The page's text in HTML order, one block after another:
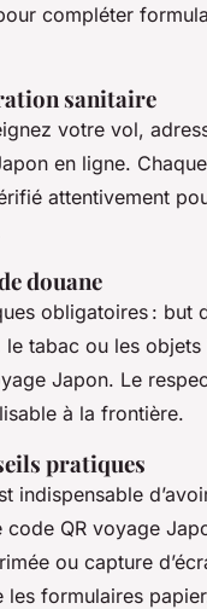
compléter
sanitaire
votre vol,
en ligne.
attentivement
douane
obligatoires : but
le tabac ou les
Japon. Le
à la frontière.
pratiques
indispensable
QR voyage
ou capture
les formulaires